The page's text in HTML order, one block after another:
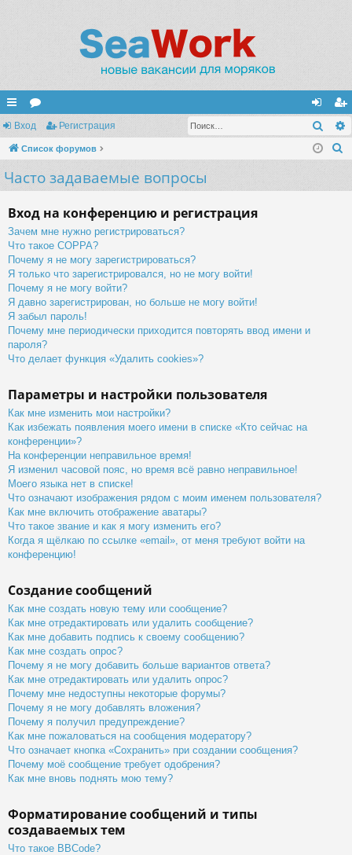
с
ы
лк
ор
ум
ы
хо
д
ег
ис
Вход Регистрация
Список форумов
Часто задаваемые вопросы
Вход на конференцию и регистрация
Зачем мне нужно регистрироваться?
Что такое COPPA?
Почему я не могу зарегистрироваться?
Я только что зарегистрировался, но не могу войти!
Почему я не могу войти?
Я давно зарегистрирован, но больше не могу войти!
Я забыл пароль!
Почему мне периодически приходится повторять ввод имени и
пароля?
Что делает функция «Удалить cookies»?
Параметры и настройки пользователя
Как мне изменить мои настройки?
Как избежать появления моего имени в списке «Кто сейчас на
конференции»?
На конференции неправильное время!
Я изменил часовой пояс, но время всё равно неправильное!
Моего языка нет в списке!
Что означают изображения рядом с моим именем пользователя?
Как мне включить отображение аватары?
Что такое звание и как я могу изменить его?
Когда я щёлкаю по ссылке «email», от меня требуют войти на
конференцию!
Создание сообщений
Как мне создать новую тему или сообщение?
Как мне отредактировать или удалить сообщение?
Как мне добавить подпись к своему сообщению?
Как мне создать опрос?
Почему я не могу добавить больше вариантов ответа?
Как мне отредактировать или удалить опрос?
Почему мне недоступны некоторые форумы?
Почему я не могу добавлять вложения?
Почему я получил предупреждение?
Как мне пожаловаться на сообщения модератору?
Что означает кнопка «Сохранить» при создании сообщения?
Почему моё сообщение требует одобрения?
Как мне вновь поднять мою тему?
Форматирование сообщений и типы
создаваемых тем
Что такое BBCode?